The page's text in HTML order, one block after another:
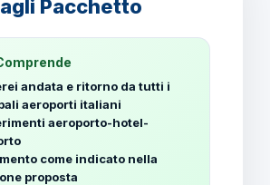
Pacchetto
andata e ritorno da tutti i
aeroporti italiani
aeroporto-hotel-
come indicato nella
proposta